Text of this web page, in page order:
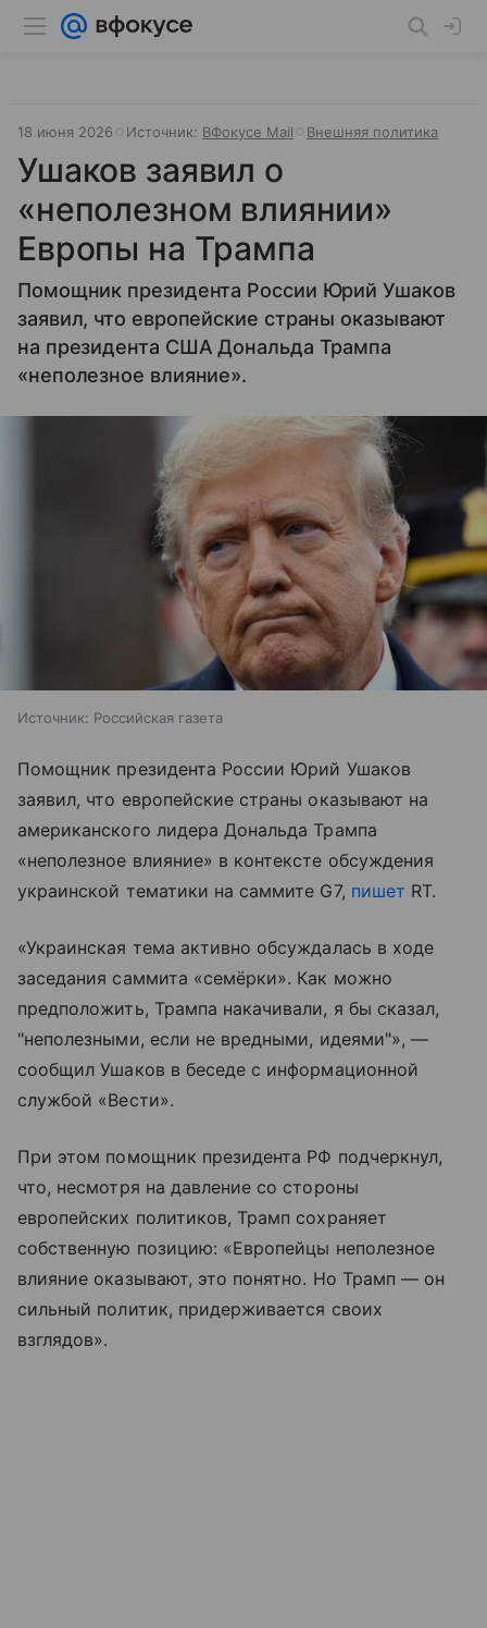
18 июня 2026 Источник: ВФокусе Mail Внешняя политика
Ушаков заявил о
«неполезном влиянии»
Европы на Трампа
Помощник президента России Юрий Ушаков
заявил, что европейские страны оказывают
на президента США Дональда Трампа
«неполезное влияние».
Источник: Российская газета
Помощник президента России Юрий Ушаков
заявил, что европейские страны оказывают на
американского лидера Дональда Трампа
«неполезное влияние» в контексте обсуждения
украинской тематики на саммите G7, пишет RT.
«Украинская тема активно обсуждалась в ходе
заседания саммита «семёрки». Как можно
предположить, Трампа накачивали, я бы сказал,
"неполезными, если не вредными, идеями"», —
сообщил Ушаков в беседе с информационной
службой «Вести».
При этом помощник президента РФ подчеркнул,
что, несмотря на давление со стороны
европейских политиков, Трамп сохраняет
собственную позицию: «Европейцы неполезное
влияние оказывают, это понятно. Но Трамп — он
сильный политик, придерживается своих
взглядов».